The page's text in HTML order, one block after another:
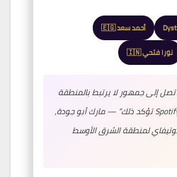
أحمد سعد 🇪🇬
نورا فتحي 🇮🇳
إلى جمهور لا يرتبط بالمنطقة
ثقافياً أو لغوياً — أرقام Spotify تؤكد ذلك” — مارك أبو جودة،
لمنطقة الشرق الأوسط